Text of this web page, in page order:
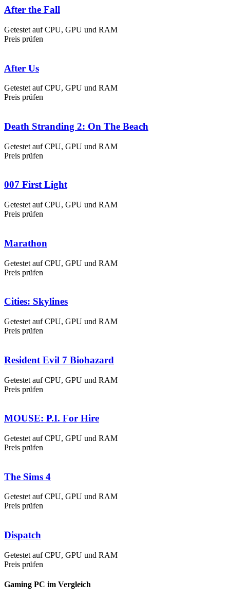
After the Fall
Getestet auf CPU, GPU und RAM
Preis prüfen
After Us
Getestet auf CPU, GPU und RAM
Preis prüfen
Death Stranding 2: On The Beach
Getestet auf CPU, GPU und RAM
Preis prüfen
007 First Light
Getestet auf CPU, GPU und RAM
Preis prüfen
Marathon
Getestet auf CPU, GPU und RAM
Preis prüfen
Cities: Skylines
Getestet auf CPU, GPU und RAM
Preis prüfen
Resident Evil 7 Biohazard
Getestet auf CPU, GPU und RAM
Preis prüfen
MOUSE: P.I. For Hire
Getestet auf CPU, GPU und RAM
Preis prüfen
The Sims 4
Getestet auf CPU, GPU und RAM
Preis prüfen
Dispatch
Getestet auf CPU, GPU und RAM
Preis prüfen
Gaming PC im Vergleich